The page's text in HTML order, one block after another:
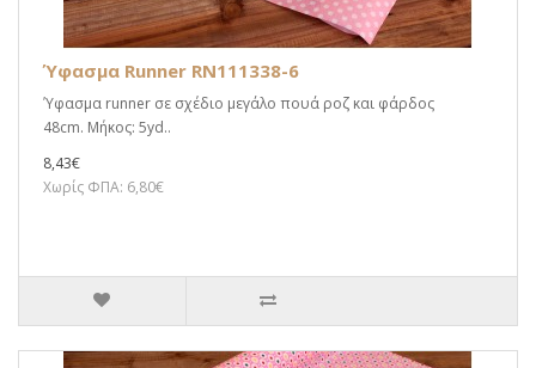
Ύφασμα Runner RN111338-6
Ύφασμα runner σε σχέδιο μεγάλο πουά ροζ και φάρδος
48cm. Μήκος: 5yd..
8,43€
Χωρίς ΦΠΑ: 6,80€